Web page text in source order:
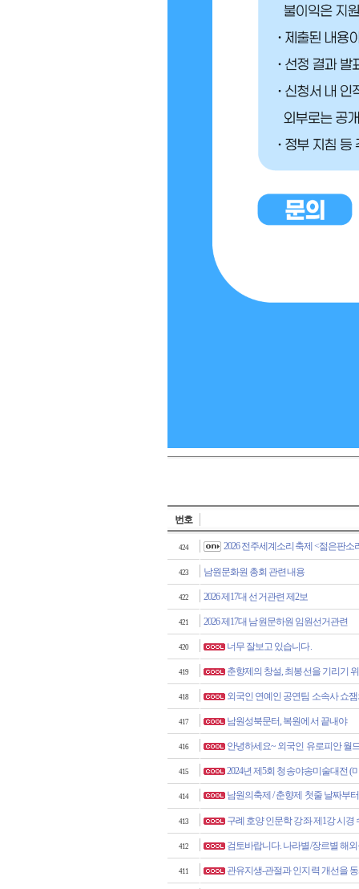
번호
424 2026 전주세계소리축제 <젊은판소
423 남원문화원 총회 관련내용
422 2026 제17대 선거관련 제2보
421 2026 제17대 남원문하원 임원선거관련
420 너무 잘보고 있습니다.
419 춘향제의 창설, 최봉선을 기리기
418 외국인 연예인 공연팀 소속사 쇼
417 남원성북문터, 복원에서 끝내야
416 안녕하세요~ 외국인 유로피안 월
415 2024년 제5회 청송야송미술대전 (
414 남원의축제 / 춘향제 첫줄 날짜부
413 구례 호양 인문학 강좌 제1강 시경
412 검토바랍니다. 나라별/장르별 해
411 관유지생-관절과 인지력 개선을